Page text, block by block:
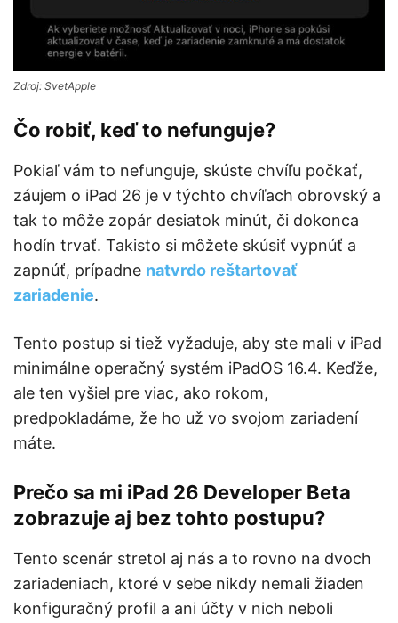
Zdroj: SvetApple
Čo robiť, keď to nefunguje?
Pokiaľ vám to nefunguje, skúste chvíľu počkať,
záujem o iPad 26 je v týchto chvíľach obrovský a
tak to môže zopár desiatok minút, či dokonca
hodín trvať. Takisto si môžete skúsiť vypnúť a
zapnúť, prípadne natvrdo reštartovať
zariadenie.
Tento postup si tiež vyžaduje, aby ste mali v iPad
minimálne operačný systém iPadOS 16.4. Keďže,
ale ten vyšiel pre viac, ako rokom,
predpokladáme, že ho už vo svojom zariadení
máte.
Prečo sa mi iPad 26 Developer Beta
zobrazuje aj bez tohto postupu?
Tento scenár stretol aj nás a to rovno na dvoch
zariadeniach, ktoré v sebe nikdy nemali žiaden
konfiguračný profil a ani účty v nich neboli